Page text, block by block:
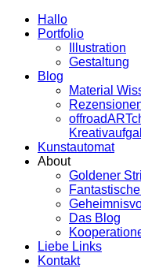
Hallo
Portfolio
Illustration
Gestaltung
Blog
Material
Kunstautomat
About
Goldener
Das Blog
Liebe Links
Kontakt